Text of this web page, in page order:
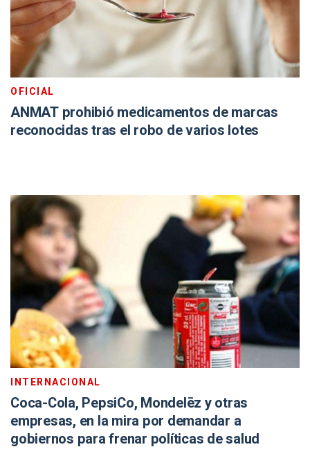
OFICIAL
ANMAT prohibió medicamentos de marcas
reconocidas tras el robo de varios lotes
INTERNACIONAL
Coca-Cola, PepsiCo, Mondelēz y otras
empresas, en la mira por demandar a
gobiernos para frenar políticas de salud